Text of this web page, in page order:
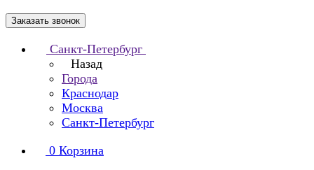
Заказать звонок
Санкт-Петербург
Назад
Города
Краснодар
Москва
Санкт-Петербург
0 Корзина